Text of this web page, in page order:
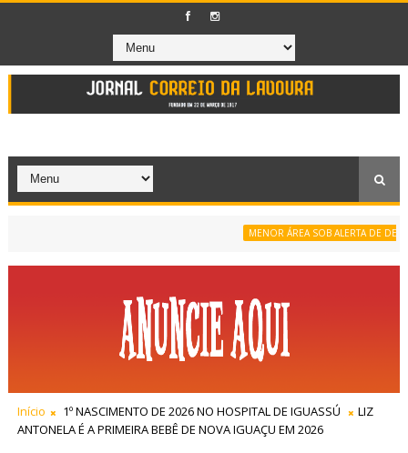
MENOR ÁREA SOB ALERTA DE
Início 1º NASCIMENTO DE 2026 NO HOSPITAL DE IGUASSÚ
LIZ
ANTONELA É A PRIMEIRA BEBÊ DE NOVA IGUAÇU EM 2026